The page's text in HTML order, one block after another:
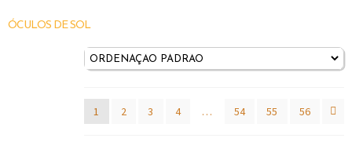
ÓCULOS DE SOL
1 2 3 4 … 54 55 56